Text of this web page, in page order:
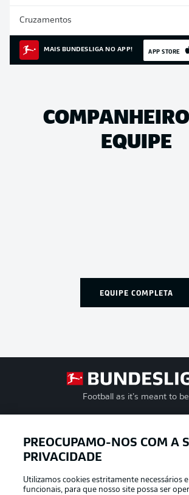
Cruzamentos
MAIS BUNDESLIGA NO APP! APP STORE
EQUIPE
EQUIPE COMPLETA
Football as it’s meant to be
APLICATIVO DA BUNDESLIGA
PREOCUPAMO-NOS COM A
PRIVACIDADE
Utilizamos cookies estritamente necessários
funcionais, para que nosso site possa ser